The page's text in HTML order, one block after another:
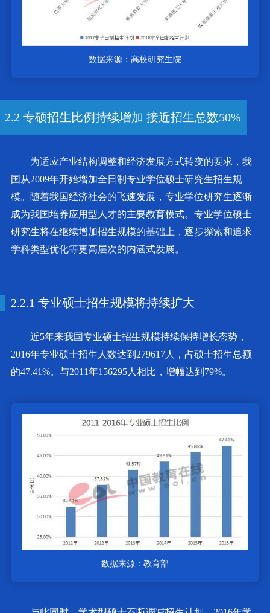
数据来源：高校研究生院
2.2 专硕招生比例持续增加 接近招生总数50%
为适应产业结构调整和经济发展方式转变的要求，我
国从2009年开始增加全日制专业学位硕士研究生招生规
模。随着我国经济社会的飞速发展，专业学位研究生逐渐
成为我国培养应用型人才的主要教育模式。专业学位硕士
研究生将在继续增加招生规模的基础上，逐步探索和追求
学科类型优化等更高层次的内涵式发展。
2.2.1 专业硕士招生规模将持续扩大
近5年来我国专业硕士招生规模持续保持增长态势，
2016年专业硕士招生人数达到279617人，占硕士招生总额
的47.41%。与2011年156295人相比，增幅达到79%。
数据来源：教育部